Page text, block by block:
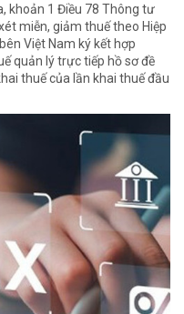
khoản 1 Điều 78 Thông tư
miễn, giảm thuế theo Hiệp
Việt Nam ký kết hợp
quản lý trực tiếp hồ sơ đề
thuế của lần khai thuế đầu